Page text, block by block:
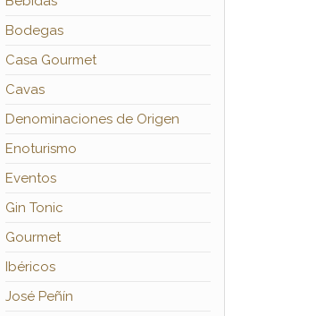
Bodegas
Casa Gourmet
Cavas
Denominaciones de Origen
Enoturismo
Eventos
Gin Tonic
Gourmet
Ibéricos
José Peñín